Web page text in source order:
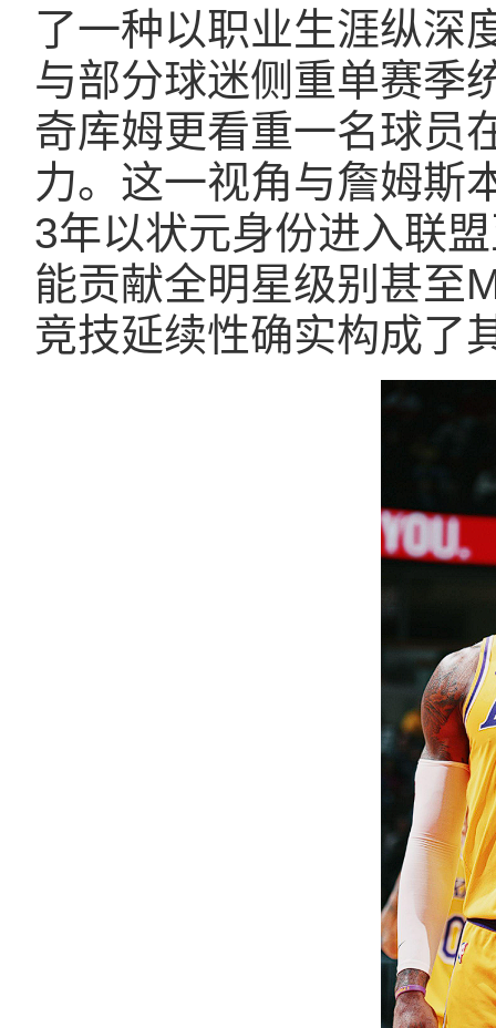
了一种以职业生涯纵深
与部分球迷侧重单赛季
奇库姆更看重一名球员
力。这一视角与詹姆斯
3年以状元身份进入联
能贡献全明星级别甚至
竞技延续性确实构成了